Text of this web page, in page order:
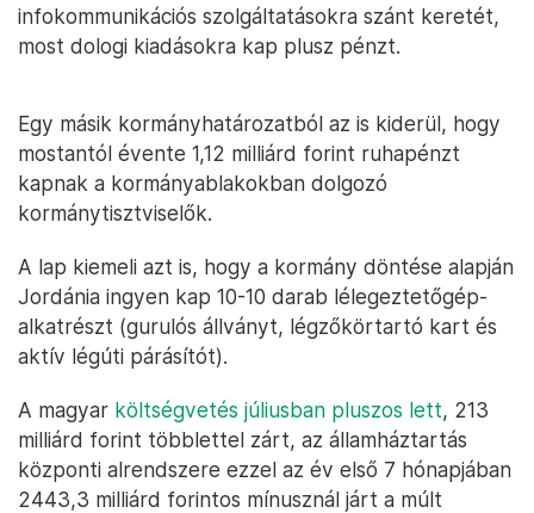
infokommunikációs szolgáltatásokra szánt keretét,
most dologi kiadásokra kap plusz pénzt.
Egy másik kormányhatározatból az is kiderül, hogy
mostantól évente 1,12 milliárd forint ruhapénzt
kapnak a kormányablakokban dolgozó
kormánytisztviselők.
A lap kiemeli azt is, hogy a kormány döntése alapján
Jordánia ingyen kap 10-10 darab lélegeztetőgép-
alkatrészt (gurulós állványt, légzőkörtartó kart és
aktív légúti párásítót).
A magyar költségvetés júliusban pluszos lett, 213
milliárd forint többlettel zárt, az államháztartás
központi alrendszere ezzel az év első 7 hónapjában
2443,3 milliárd forintos mínusznál járt a múlt